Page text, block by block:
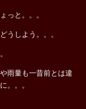
っと。。。
うしよう。。。
雨量も一昔前とは違
。。。